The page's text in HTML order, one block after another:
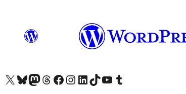
Visit our X (formerly Twitter) account
Visit our Bluesky account
Twitter csatornánk
Visit our Threads account
Facebook oldalunk megtekintése
Visit our Instagram account
Visit our LinkedIn account
Visit our TikTok account
Visit our YouTube channel
Visit our Tumblr account